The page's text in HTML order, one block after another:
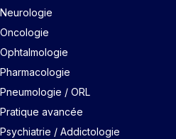
Neurologie
Oncologie
Ophtalmologie
Pharmacologie
Pneumologie / ORL
Pratique avancée
Psychiatrie / Addictologie